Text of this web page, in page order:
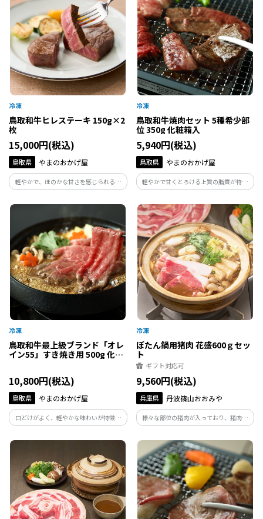
鳥取和牛ヒレステーキ 150g×2
枚
15,000円(税込)
鳥取県 やまのおかげ屋
軽やかで、ほのかな甘さを感じられる最
高級のヒレステーキです。
鳥取和牛焼肉セット 5種希少部
位 350g 化粧箱入
5,940円(税込)
鳥取県 やまのおかげ屋
軽やかで甘くとろける上質の脂質が特徴
の鳥取和牛。その日仕入れた最良部位5種
を詰め合わせてお送りします！
鳥取和牛最上級ブランド「オレ
イン55」すき焼き用 500g 化粧
10,800円(税込)
鳥取県 やまのおかげ屋
口どけがよく、軽やかな味わいが特徴の
鳥取和牛最上級ブランド「オレイン
55」。すき焼きで美味しく召し上がれ
けします。
ぼたん鍋用猪肉 花盛600ｇセッ
ト
ギフト対応可
9,560円(税込)
兵庫県 丹波篠山おおみや
様々な部位の猪肉が入っており、猪肉本
来の美味しさを堪能いただけるセットで
す。ぼたんの花びらを連想する美しい花盛
姿でお届けします。